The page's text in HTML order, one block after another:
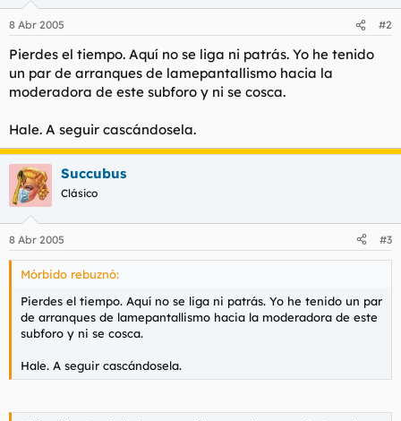
m
a
8 Abr 2005 #2
Pierdes el tiempo. Aquí no se liga ni patrás. Yo he tenido
un par de arranques de lamepantallismo hacia la
moderadora de este subforo y ni se cosca.
Hale. A seguir cascándosela.
Succubus
Clásico
8 Abr 2005 #3
Mórbido rebuznó:
Pierdes el tiempo. Aquí no se liga ni patrás. Yo he tenido un par
de arranques de lamepantallismo hacia la moderadora de este
subforo y ni se cosca.
Hale. A seguir cascándosela.